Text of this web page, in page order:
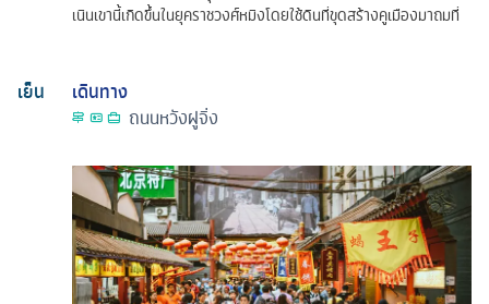
เนินเขานี้เกิดขึ้นในยุคราชวงศ์หมิงโดยใช้ดินที่ขุดสร้างคูเมืองมาถมที่
เย็น
เดินทาง
ถนนหวังฝูจิ่ง